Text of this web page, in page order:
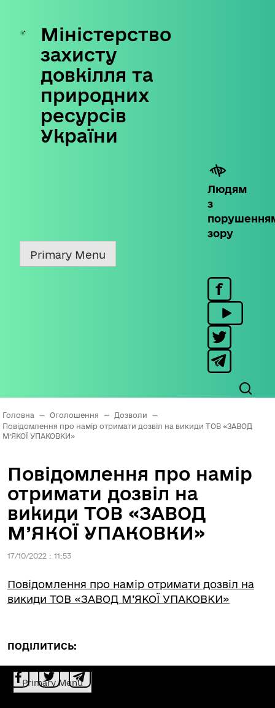
Skip
content
Міністерство
захисту
довкілля та
природних
ресурсів
України
Людям
з
зору
Primary Menu
Головна — Оголошення — Дозволи
—
Повідомлення про намір отримати дозвіл на викиди ТОВ «ЗАВОД
М’ЯКОЇ УПАКОВКИ»
Повідомлення про намір
отримати дозвіл на
викиди ТОВ «ЗАВОД
М’ЯКОЇ УПАКОВКИ»
17/10/2022 : 11:53
Повідомлення про намір отримати дозвіл на
викиди ТОВ «ЗАВОД М’ЯКОЇ УПАКОВКИ»
ПОДІЛИТИСЬ:
Primary Menu